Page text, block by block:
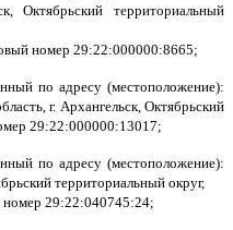
Октябрьский территориальный
номер 29:22:000000:8665;
по адресу (местоположение):
г. Архангельск, Октябрьский
29:22:000000:13017;
по адресу (местоположение):
территориальный округ,
номер 29:22:040745:24;